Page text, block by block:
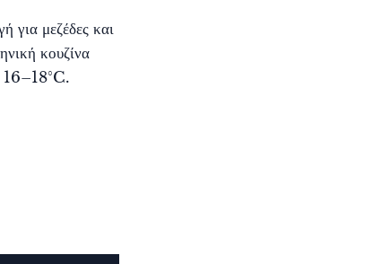
για μεζέδες και
κουζίνα
16–18°C.